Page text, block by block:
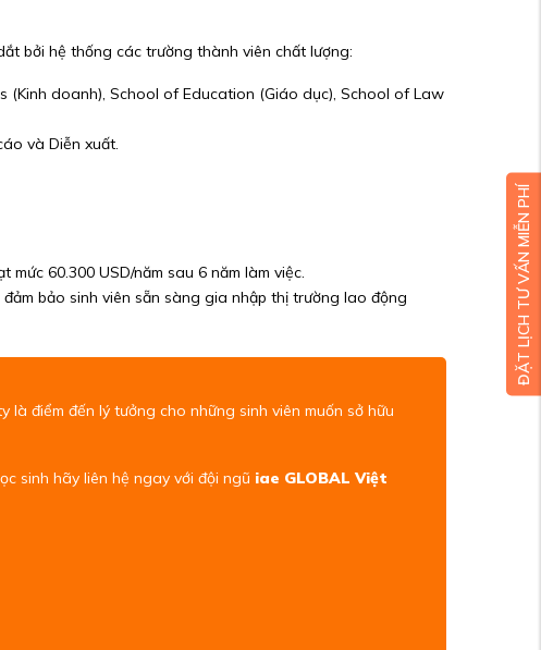
bởi hệ thống các trường thành viên chất lượng:
(Kinh doanh), School of Education (Giáo dục), School of Law
và Diễn xuất.
60.300 USD/năm sau 6 năm làm việc.
bảo sinh viên sẵn sàng gia nhập thị trường lao động
là điểm đến lý tưởng cho những sinh viên muốn sở hữu
sinh hãy liên hệ ngay với đội ngũ iae GLOBAL Việt
ĐẶT LỊCH TƯ VẤN MIỄN PHÍ